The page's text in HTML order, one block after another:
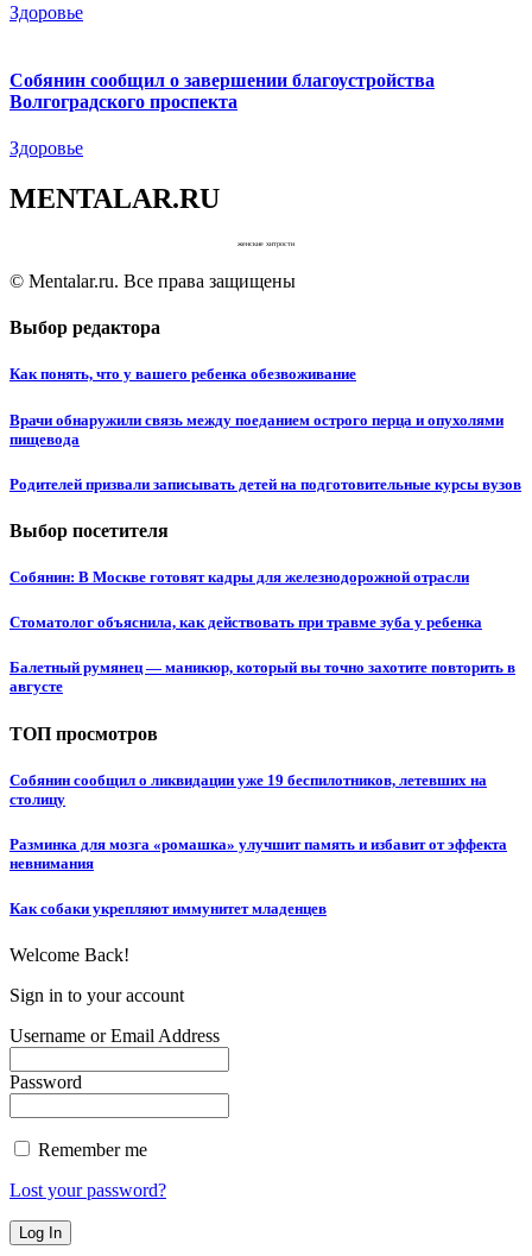
Здоровье
Собянин сообщил о завершении благоустройства
Волгоградского проспекта
Здоровье
MENTALAR.RU
женские хитрости
© Mentalar.ru. Все права защищены
Выбор редактора
Как понять, что у вашего ребенка обезвоживание
Врачи обнаружили связь между поеданием острого перца и опухолями
пищевода
Родителей призвали записывать детей на подготовительные курсы вузов
Выбор посетителя
Собянин: В Москве готовят кадры для железнодорожной отрасли
Стоматолог объяснила, как действовать при травме зуба у ребенка
Балетный румянец — маникюр, который вы точно захотите повторить в
августе
ТОП просмотров
Собянин сообщил о ликвидации уже 19 беспилотников, летевших на
столицу
Разминка для мозга «ромашка» улучшит память и избавит от эффекта
невнимания
Как собаки укрепляют иммунитет младенцев
Welcome Back!
Sign in to your account
Username or Email Address
Password
Remember me
Lost your password?